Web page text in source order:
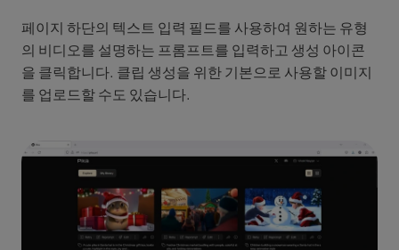
페이지 하단의 텍스트 입력 필드를 사용하여 원하는 유형
의 비디오를 설명하는 프롬프트를 입력하고 생성 아이콘
을 클릭합니다. 클립 생성을 위한 기본으로 사용할 이미지
를 업로드할 수도 있습니다.